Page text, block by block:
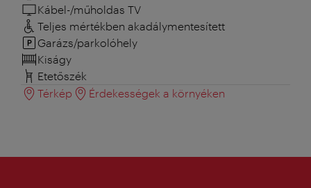
Kábel-/műholdas TV
Teljes mértékben akadálymentesített
Garázs/parkolóhely
Kiságy
Etetőszék
Térkép
Érdekességek a környéken